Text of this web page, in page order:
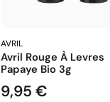
AVRIL
Avril Rouge À Levres
Papaye Bio 3g
Prix
9,95 €